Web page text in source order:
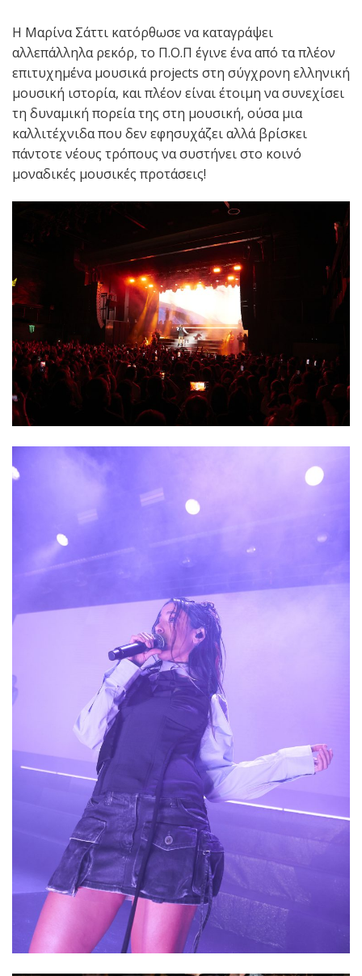
Η Μαρίνα Σάττι κατόρθωσε να καταγράψει
αλλεπάλληλα ρεκόρ, το Π.Ο.Π έγινε ένα από τα πλέον
επιτυχημένα μουσικά projects στη σύγχρονη ελληνική
μουσική ιστορία, και πλέον είναι έτοιμη να συνεχίσει
τη δυναμική πορεία της στη μουσική, ούσα μια
καλλιτέχνιδα που δεν εφησυχάζει αλλά βρίσκει
πάντοτε νέους τρόπους να συστήνει στο κοινό
μοναδικές μουσικές προτάσεις!